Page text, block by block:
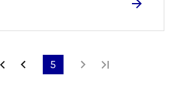
Première page
Page précédente
5 Page suivante